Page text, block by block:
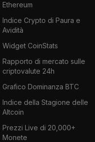
Ethereum
Indice Crypto di Paura e
Avidità
Widget CoinStats
Rapporto di mercato sulle
criptovalute 24h
Grafico Dominanza BTC
Indice della Stagione delle
Altcoin
Prezzi Live di 20,000+
Monete